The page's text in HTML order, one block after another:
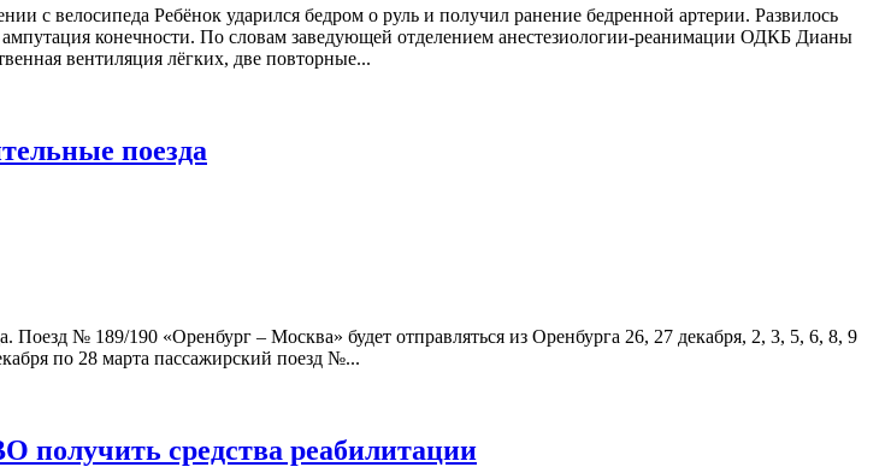
с велосипеда Ребёнок ударился бедром о руль и получил ранение бедренной артерии. Развилось
конечности. По словам заведующей отделением анестезиологии-реанимации ОДКБ Дианы
вентиляция лёгких, две повторные...
поезда
№ 189/190 «Оренбург – Москва» будет отправляться из Оренбурга 26, 27 декабря, 2, 3, 5, 6, 8, 9
по 28 марта пассажирский поезд №...
получить средства реабилитации